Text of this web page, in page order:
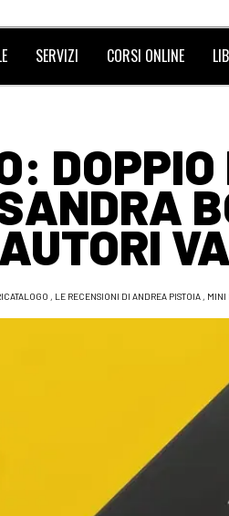
SERVIZI CORSI ONLINE
, LE RECENSIONI DI ANDREA PISTOIA , MINI